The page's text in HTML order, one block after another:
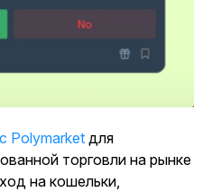
Polymarket для
торговли на рынке
на кошельки,